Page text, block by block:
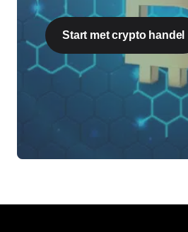
Start met crypto handel